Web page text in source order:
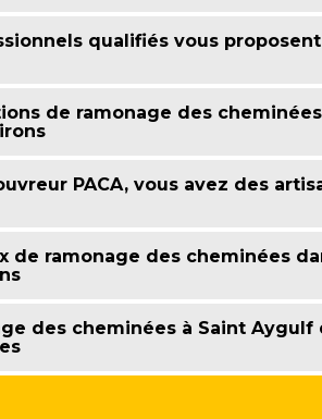
qualifiés vous
de ramonage des
PACA, vous avez des
de ramonage des cheminées
des cheminées à Saint